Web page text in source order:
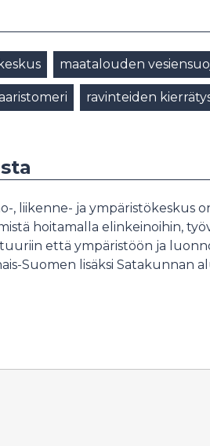
maatalouden
ravinteiden
, liikenne- ja ympäristökeskus
hoitamalla elinkeinoihin,
että ympäristöön ja
Suomen lisäksi Satakunnan